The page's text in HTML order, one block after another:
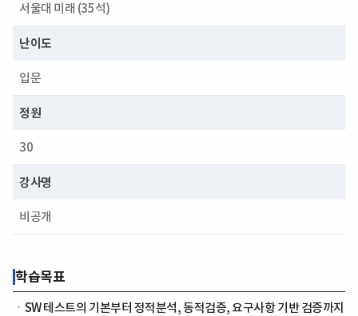
서울대 미래 (35석)
난이도
입문
정원
30
강사명
비공개
학습목표
ㆍSW 테스트의 기본부터 정적분석, 동적검증, 요구사항 기반 검증까지